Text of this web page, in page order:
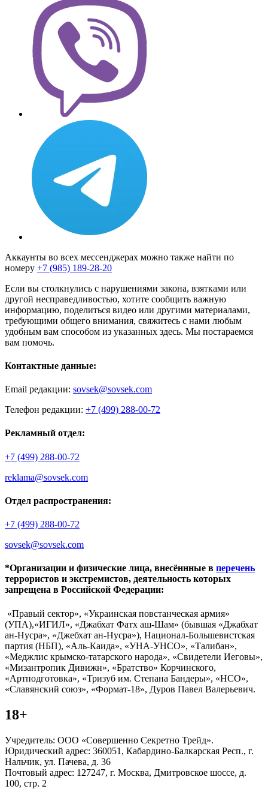
Аккаунты во всех мессенджерах можно также найти по
номеру +7 (985) 189-28-20
Если вы столкнулись с нарушениями закона, взятками или
другой несправедливостью, хотите сообщить важную
информацию, поделиться видео или другими материалами,
требующими общего внимания, свяжитесь с нами любым
удобным вам способом из указанных здесь. Мы постараемся
вам помочь.
Контактные данные:
Email редакции: sovsek@sovsek.com
Телефон редакции: +7 (499) 288-00-72
Рекламный отдел:
+7 (499) 288-00-72
reklama@sovsek.com
Отдел распространения:
+7 (499) 288-00-72
sovsek@sovsek.com
*Организации и физические лица, внесённные в перечень
террористов и экстремистов, деятельность которых
запрещена в Российской Федерации:
«Правый сектор», «Украинская повстанческая армия»
(УПА),«ИГИЛ», «Джабхат Фатх аш-Шам» (бывшая «Джабхат
ан-Нусра», «Джебхат ан-Нусра»), Национал-Большевистская
партия (НБП), «Аль-Каида», «УНА-УНСО», «Талибан»,
«Меджлис крымско-татарского народа», «Свидетели Иеговы»,
«Мизантропик Дивижн», «Братство» Корчинского,
«Артподготовка», «Тризуб им. Степана Бандеры», «НСО»,
«Славянский союз», «Формат-18», Дуров Павел Валерьевич.
18+
Учредитель: ООО «Совершенно Секретно Трейд».
Юридический адрес: 360051, Кабардино-Балкарская Респ., г.
Нальчик, ул. Пачева, д. 36
Почтовый адрес: 127247, г. Москва, Дмитровское шоссе, д.
100, стр. 2